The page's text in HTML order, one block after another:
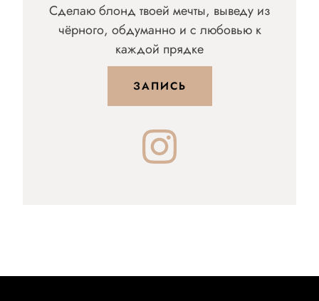
Сделаю блонд твоей мечты, выведу из
чёрного, обдуманно и с любовью к
каждой прядке
ЗАПИСЬ